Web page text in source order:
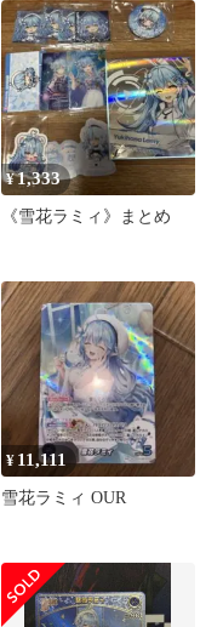
¥1,333
《雪花ラミィ》まとめ
¥ 11,111
雪花ラミィ OUR